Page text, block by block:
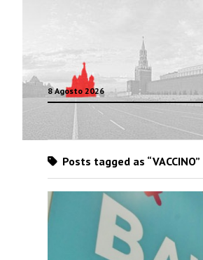
8 Agosto 2026
Posts tagged as “VACCINO”